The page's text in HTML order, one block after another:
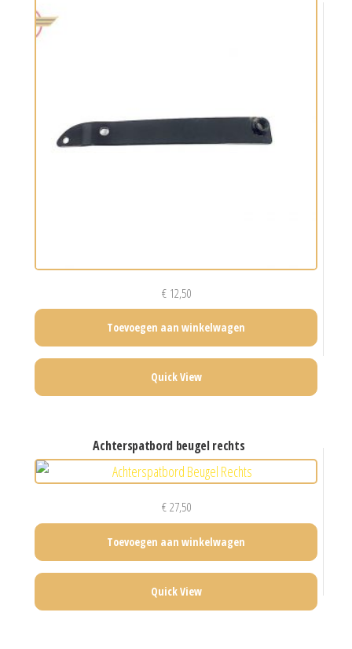
€12,50
Toevoegen aan winkelwagen
Quick View
achterspatbord beugel rechts
€27,50
Toevoegen aan winkelwagen
Quick View